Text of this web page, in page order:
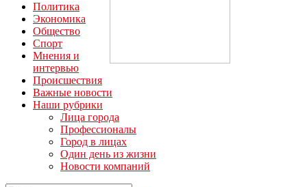
Политика
Экономика
Общество
Спорт
Мнения и
интервью
Происшествия
Важные новости
Наши рубрики
Лица города
Профессионалы
Город в лицах
Один день из жизни
Новости компаний